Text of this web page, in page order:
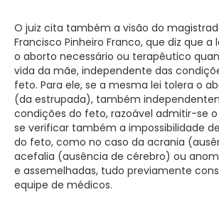
O juiz cita também a visão do
Francisco Pinheiro Franco, que diz que
o aborto necessário ou terapêutico
vida da mãe, independente das
feto. Para ele, se a mesma lei tolera o
(da estrupada), também
condições do feto, razoável admitir-se
se verificar também a impossibilidade
do feto, como no caso da acrania
acefalia (ausência de cérebro) ou
e assemelhadas, tudo previamente
equipe de médicos.